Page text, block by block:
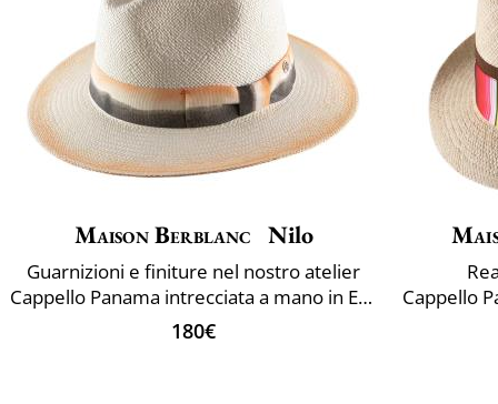
Maison Berblanc Nilo
Guarnizioni e finiture nel nostro atelier
Cappello Panama intrecciata a mano in Ecuador
180€